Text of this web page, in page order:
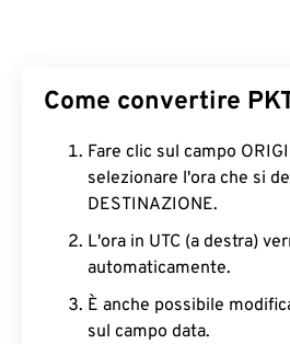
Come convertire
Fare clic sul campo
selezionare l'ora che si
DESTINAZIONE.
L'ora in UTC (a destra)
automaticamente.
È anche possibile
sul campo data.